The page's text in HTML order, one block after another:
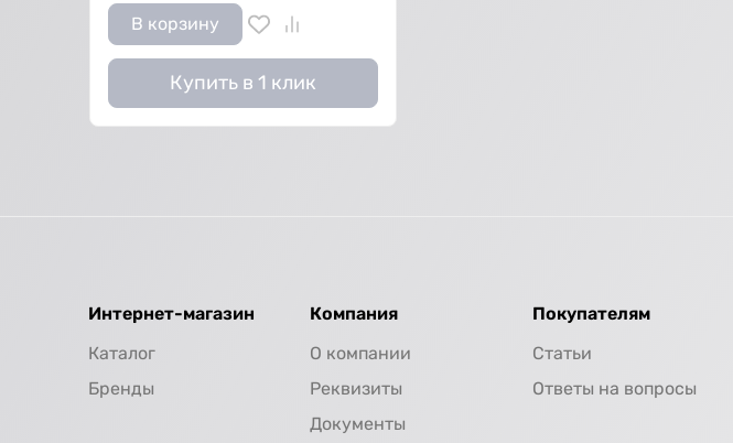
В корзину
Купить в 1 клик
Интернет-магазин
Каталог
Бренды
Компания
О компании
Реквизиты
Документы
Покупателям
Статьи
Ответы на вопросы